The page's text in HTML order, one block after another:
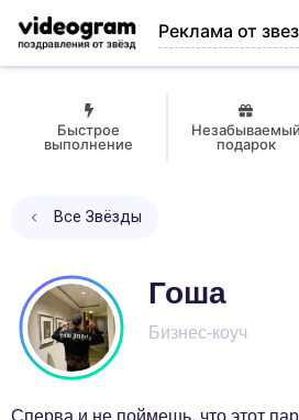
Реклама от
Быстрое
выполнение
Незабываемый
подарок
Все Звёзды
Гоша
Бизнес-коуч
Сперва и не поймешь, что этот